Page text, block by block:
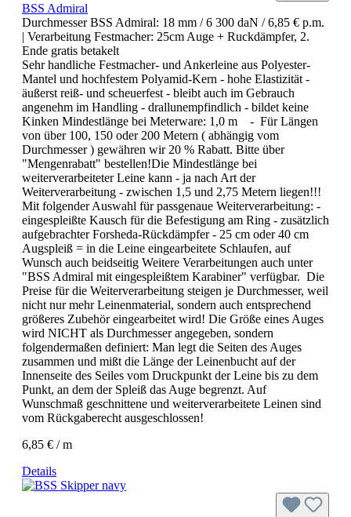
BSS Admiral
Durchmesser BSS Admiral: 18 mm / 6 300 daN / 6,85 € p.m.
| Verarbeitung Festmacher: 25cm Auge + Ruckdämpfer, 2.
Ende gratis betakelt
Sehr handliche Festmacher- und Ankerleine aus Polyester-
Mantel und hochfestem Polyamid-Kern - hohe Elastizität -
äußerst reiß- und scheuerfest - bleibt auch im Gebrauch
angenehm im Handling - drallunempfindlich - bildet keine
Kinken Mindestlänge bei Meterware: 1,0 m - Für Längen
von über 100, 150 oder 200 Metern ( abhängig vom
Durchmesser ) gewähren wir 20 % Rabatt. Bitte über
"Mengenrabatt" bestellen!Die Mindestlänge bei
weiterverarbeiteter Leine kann - ja nach Art der
Weiterverarbeitung - zwischen 1,5 und 2,75 Metern liegen!!!
Mit folgender Auswahl für passgenaue Weiterverarbeitung: -
eingespleißte Kausch für die Befestigung am Ring - zusätzlich
aufgebrachter Forsheda-Rückdämpfer - 25 cm oder 40 cm
Augspleiß = in die Leine eingearbeitete Schlaufen, auf
Wunsch auch beidseitig Weitere Verarbeitungen auch unter
"BSS Admiral mit eingespleißtem Karabiner" verfügbar. Die
Preise für die Weiterverarbeitung steigen je Durchmesser, weil
nicht nur mehr Leinenmaterial, sondern auch entsprechend
größeres Zubehör eingearbeitet wird! Die Größe eines Auges
wird NICHT als Durchmesser angegeben, sondern
folgendermaßen definiert: Man legt die Seiten des Auges
zusammen und mißt die Länge der Leinenbucht auf der
Innenseite des Seiles vom Druckpunkt der Leine bis zu dem
Punkt, an dem der Spleiß das Auge begrenzt. Auf
Wunschmaß geschnittene und weiterverarbeitete Leinen sind
vom Rückgaberecht ausgeschlossen!
6,85 € / m
Details